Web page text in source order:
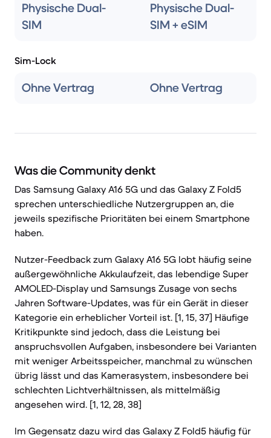
Physische Dual-
SIM
Physische Dual-
SIM + eSIM
Sim-Lock
Ohne Vertrag Ohne Vertrag
Was die Community denkt
Das Samsung Galaxy A16 5G und das Galaxy Z Fold5
sprechen unterschiedliche Nutzergruppen an, die
jeweils spezifische Prioritäten bei einem Smartphone
haben.
Nutzer-Feedback zum Galaxy A16 5G lobt häufig seine
außergewöhnliche Akkulaufzeit, das lebendige Super
AMOLED-Display und Samsungs Zusage von sechs
Jahren Software-Updates, was für ein Gerät in dieser
Kategorie ein erheblicher Vorteil ist. [1, 15, 37] Häufige
Kritikpunkte sind jedoch, dass die Leistung bei
anspruchsvollen Aufgaben, insbesondere bei Varianten
mit weniger Arbeitsspeicher, manchmal zu wünschen
übrig lässt und das Kamerasystem, insbesondere bei
schlechten Lichtverhältnissen, als mittelmäßig
angesehen wird. [1, 12, 28, 38]
Im Gegensatz dazu wird das Galaxy Z Fold5 häufig für